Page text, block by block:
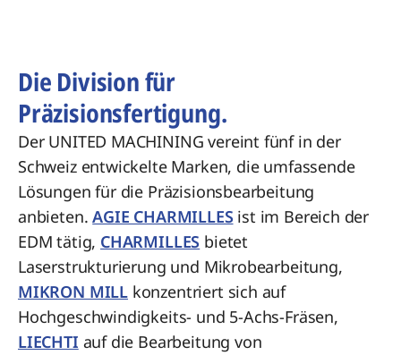
Die Division für
Präzisionsfertigung.
Der UNITED MACHINING vereint fünf in der
Schweiz entwickelte Marken, die umfassende
Lösungen für die Präzisionsbearbeitung
anbieten.AGIE CHARMILLES ist im Bereich der
EDM tätig, CHARMILLES bietet
Laserstrukturierung und Mikrobearbeitung,
MIKRON MILL konzentriert sich auf
Hochgeschwindigkeits- und 5-Achs-Fräsen,
LIECHTI auf die Bearbeitung von